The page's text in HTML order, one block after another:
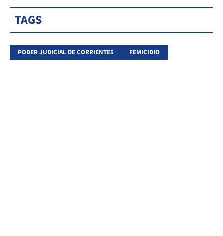
TAGS
PODER JUDICIAL DE CORRIENTES FEMICIDIO